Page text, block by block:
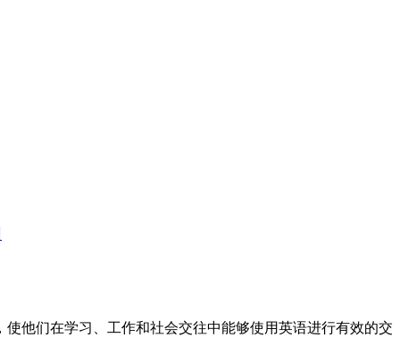
他们在学习、工作和社会交往中能够使用英语进行有效的交